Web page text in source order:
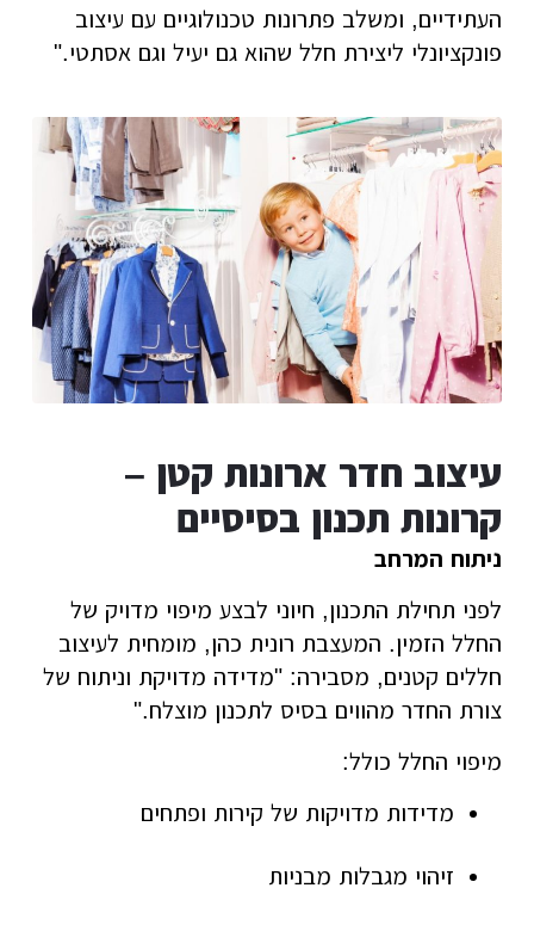
העתידיים, ומשלב פתרונות טכנולוגיים עם עיצוב
פונקציונלי ליצירת חלל שהוא גם יעיל וגם אסתטי."
עיצוב חדר ארונות קטן –
קרונות תכנון בסיסיים
ניתוח המרחב
לפני תחילת התכנון, חיוני לבצע מיפוי מדויק של
החלל הזמין. המעצבת רונית כהן, מומחית לעיצוב
חללים קטנים, מסבירה: "מדידה מדויקת וניתוח של
צורת החדר מהווים בסיס לתכנון מוצלח."
מיפוי החלל כולל:
מדידות מדויקות של קירות ופתחים
זיהוי מגבלות מבניות